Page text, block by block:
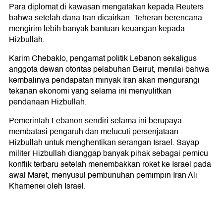
Para diplomat di kawasan mengatakan kepada Reuters
bahwa setelah dana Iran dicairkan, Teheran berencana
mengirim lebih banyak bantuan keuangan kepada
Hizbullah.
Karim Chebaklo, pengamat politik Lebanon sekaligus
anggota dewan otoritas pelabuhan Beirut, menilai bahwa
kembalinya pendapatan minyak Iran akan mengurangi
tekanan ekonomi yang selama ini menyulitkan
pendanaan Hizbullah.
Pemerintah Lebanon sendiri selama ini berupaya
membatasi pengaruh dan melucuti persenjataan
Hizbullah untuk menghentikan serangan Israel. Sayap
militer Hizbullah dianggap banyak pihak sebagai pemicu
konflik terbaru setelah menembakkan roket ke Israel pada
awal Maret, menyusul pembunuhan pemimpin Iran Ali
Khamenei oleh Israel.